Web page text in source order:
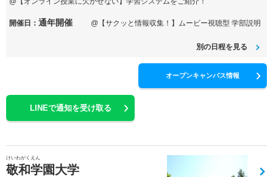
開催日： 通年開催 @【サクッと情報収集！】ムービー視聴型 学部説明
別の日程を見る
オープンキャンパス情報
LINEで通知を受け取る
けいわがくえん
敬和学園大学